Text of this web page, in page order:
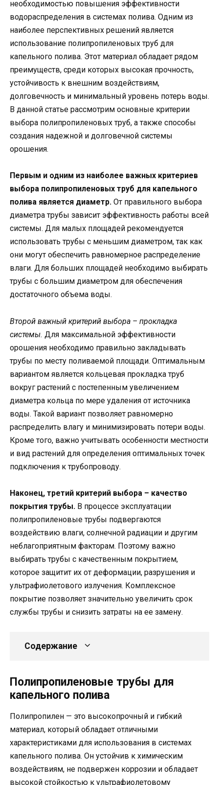
необходимостью повышения эффективности
водораспределения в системах полива. Одним из
наиболее перспективных решений является
использование полипропиленовых труб для
капельного полива. Этот материал обладает рядом
преимуществ, среди которых высокая прочность,
устойчивость к внешним воздействиям,
долговечность и минимальный уровень потерь воды.
В данной статье рассмотрим основные критерии
выбора полипропиленовых труб, а также способы
создания надежной и долговечной системы
орошения.
Первым и одним из наиболее важных критериев
выбора полипропиленовых труб для капельного
полива является диаметр. От правильного выбора
диаметра трубы зависит эффективность работы всей
системы. Для малых площадей рекомендуется
использовать трубы с меньшим диаметром, так как
они могут обеспечить равномерное распределение
влаги. Для больших площадей необходимо выбирать
трубы с большим диаметром для обеспечения
достаточного объема воды.
Второй важный критерий выбора – прокладка
системы. Для максимальной эффективности
орошения необходимо правильно закладывать
трубы по месту поливаемой площади. Оптимальным
вариантом является кольцевая прокладка труб
вокруг растений с постепенным увеличением
диаметра кольца по мере удаления от источника
воды. Такой вариант позволяет равномерно
распределить влагу и минимизировать потери воды.
Кроме того, важно учитывать особенности местности
и вид растений для определения оптимальных точек
подключения к трубопроводу.
Наконец, третий критерий выбора – качество
покрытия трубы. В процессе эксплуатации
полипропиленовые трубы подвергаются
воздействию влаги, солнечной радиации и другим
неблагоприятным факторам. Поэтому важно
выбирать трубы с качественным покрытием,
которое защитит их от деформации, разрушения и
ультрафиолетового излучения. Комплексное
покрытие позволяет значительно увеличить срок
службы трубы и снизить затраты на ее замену.
Содержание
Полипропиленовые трубы для
капельного полива
Полипропилен — это высокопрочный и гибкий
материал, который обладает отличными
характеристиками для использования в системах
капельного полива. Он устойчив к химическим
воздействиям, не подвержен коррозии и обладает
высокой стойкостью к ультрафиолетовому